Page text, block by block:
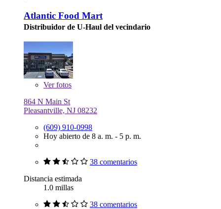
Atlantic Food Mart
Distribuidor de U-Haul del vecindario
Verfotos
864 N Main St
Pleasantville, NJ 08232
(609) 910-0998
Hoy abierto de 8 a. m. - 5 p. m.
38 comentarios
Distancia estimada
1.0 millas
38 comentarios